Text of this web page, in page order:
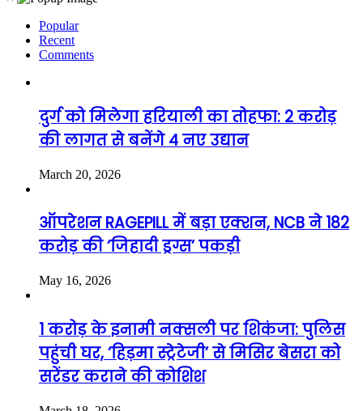
Popular
Recent
Comments
दुर्ग को मिलेगा हरियाली का तोहफा: 2 करोड़
की लागत से बनेंगे 4 नए उद्यान
March 20, 2026
ऑपरेशन RAGEPILL में बड़ा एक्शन, NCB ने 182
करोड़ की ‘जिहादी ड्रग्स’ पकड़ी
May 16, 2026
1 करोड़ के इनामी नक्सली पर शिकंजा: पुलिस
पहुंची घर, ‘हिड़मा स्ट्रेटेजी’ से मिसिर बेसरा को
सरेंडर कराने की कोशिश